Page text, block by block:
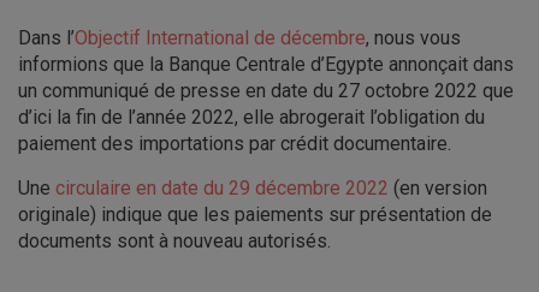
Dans l’Objectif International de décembre, nous vous
informions que la Banque Centrale d’Egypte annonçait dans
un communiqué de presse en date du 27 octobre 2022 que
d’ici la fin de l’année 2022, elle abrogerait l’obligation du
paiement des importations par crédit documentaire.
Une circulaire en date du 29 décembre 2022 (en version
originale) indique que les paiements sur présentation de
documents sont à nouveau autorisés.